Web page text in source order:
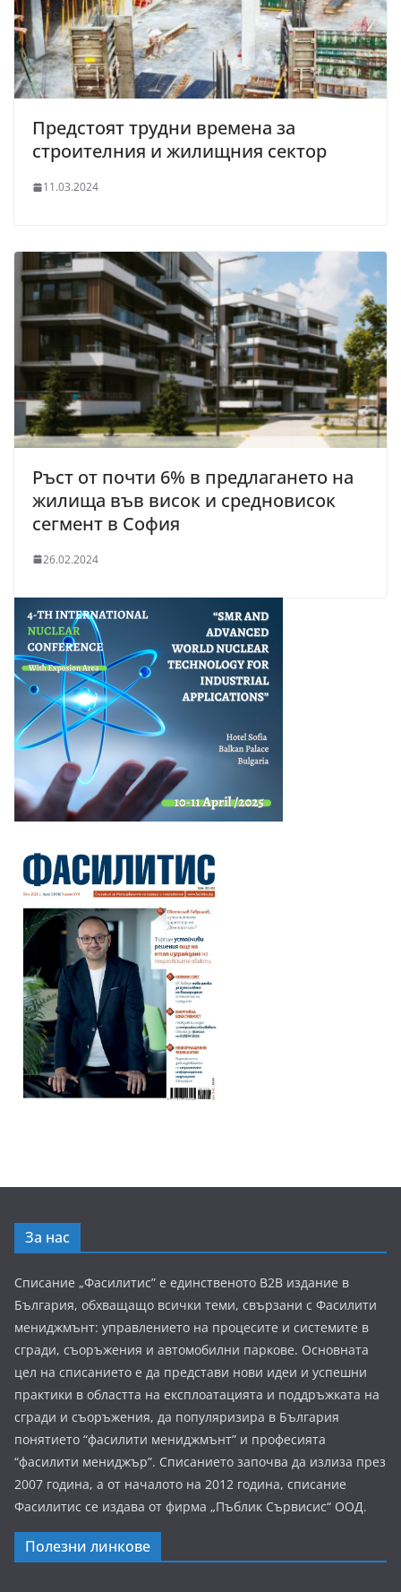
Предстоят трудни времена за
строителния и жилищния сектор
11.03.2024
Ръст от почти 6% в предлагането на
жилища във висок и средновисок
сегмент в София
26.02.2024
За нас
Списание „Фасилитис” е единственото B2B издание в
България, обхващащо всички теми, свързани с Фасилити
мениджмънт: управлението на процесите и системите в
сгради, съоръжения и автомобилни паркове. Основната
цел на списанието е да представи нови идеи и успешни
практики в областта на експлоатацията и поддръжката на
сгради и съоръжения, да популяризира в България
понятието “фасилити мениджмънт” и професията
“фасилити мениджър”. Списанието започва да излиза през
2007 година, а от началото на 2012 година, списание
Фасилитис се издава от фирма „Пъблик Сървисис“ ООД.
Полезни линкове